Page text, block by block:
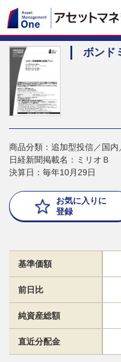
ボンド
商品分類：追加型投信／国内
日経新聞掲載名：ミリオＢ
決算日：毎年10月29日
お気に入りに
登録
基準価額
前日比
純資産総額
直近分配金